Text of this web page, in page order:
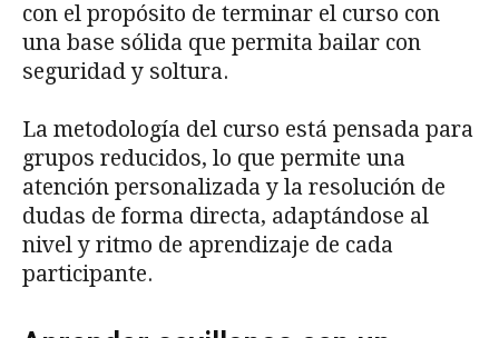
con el propósito de terminar el curso con
una base sólida que permita bailar con
seguridad y soltura.
La metodología del curso está pensada para
grupos reducidos, lo que permite una
atención personalizada y la resolución de
dudas de forma directa, adaptándose al
nivel y ritmo de aprendizaje de cada
participante.